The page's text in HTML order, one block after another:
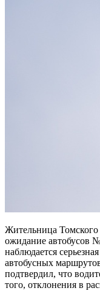
Жительница Томского
ожидание автобусов
наблюдается
автобусных
подтвердил, что
того, отклонения в